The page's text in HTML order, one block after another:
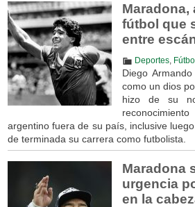
Maradona,
fútbol que
entre
Deportes, Fútbol
Diego
como un dios
hizo de su
argentino fuera de su país, inclusive
de terminada su carrera como futbolista.
Maradona
urgencia
en la